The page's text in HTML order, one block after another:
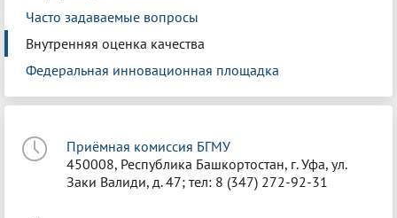
Часто задаваемые вопросы
Внутренняя оценка качества
Федеральная инновационная площадка
Приёмная комиссия БГМУ
450008, Республика Башкортостан, г. Уфа, ул.
Заки Валиди, д. 47; тел: 8 (347) 272-92-31